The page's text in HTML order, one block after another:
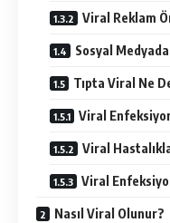
Viral Reklam
Sosyal
Tıpta Viral Ne
Viral
Viral
Viral
Nasıl Viral Olunur?